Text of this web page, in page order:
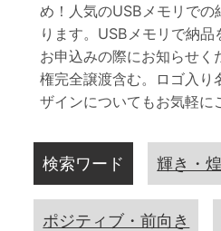
め！人気のUSBメモリで
ります。USBメモリで納品
お申込みの際にお知らせ
権完全譲渡含む。ロゴ入り
ザインについてもお気軽に
検索ワード 輝き・
ポジティブ・前向き